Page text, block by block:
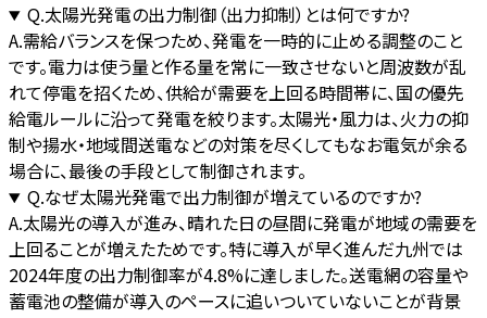
Q.太陽光発電の出力制御（出力抑制）とは何ですか?
A.需給バランスを保つため、発電を一時的に止める調整のこと
です。電力は使う量と作る量を常に一致させないと周波数が乱
れて停電を招くため、供給が需要を上回る時間帯に、国の優先
給電ルールに沿って発電を絞ります。太陽光・風力は、火力の抑
制や揚水・地域間送電などの対策を尽くしてもなお電気が余る
場合に、最後の手段として制御されます。
Q.なぜ太陽光発電で出力制御が増えているのですか?
A.太陽光の導入が進み、晴れた日の昼間に発電が地域の需要を
上回ることが増えたためです。特に導入が早く進んだ九州では
2024年度の出力制御率が4.8%に達しました。送電網の容量や
蓄電池の整備が導入のペースに追いついていないことが背景